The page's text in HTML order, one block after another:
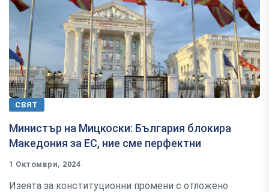
СВЯТ
Министър на Мицкоски: България блокира
Македония за ЕС, ние сме перфектни
1 Октомври, 2024
Изеята за конституционни промени с отложено